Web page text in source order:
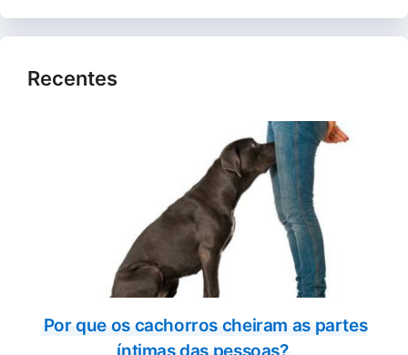
Recentes
Por que os cachorros cheiram as partes